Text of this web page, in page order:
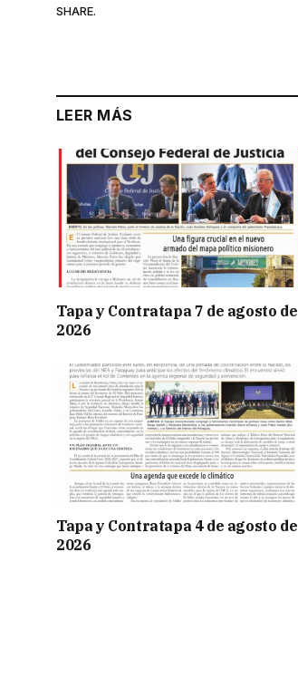
SHARE.
LEER MÁS
Tapa y Contratapa 7 de agosto de
2026
Tapa y Contratapa 4 de agosto de
2026